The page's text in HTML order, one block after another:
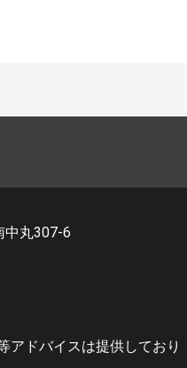
中丸307-6
ドバイスは提供しており